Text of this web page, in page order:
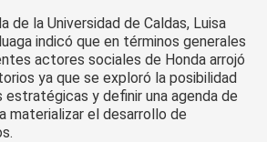
de la Universidad de Caldas, Luisa
indicó que en términos generales
actores sociales de Honda arrojó
ya que se exploró la posibilidad
estratégicas y definir una agenda de
materializar el desarrollo de